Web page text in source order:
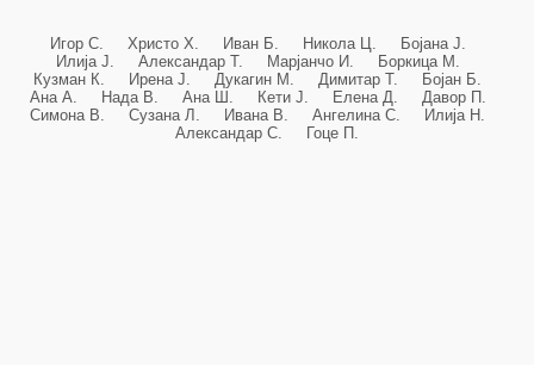
Игор С. Христо Х. Иван Б. Никола Ц. Бојана Ј.
Илија Ј. Александар Т. Марјанчо И. Боркица М.
Кузман К. Ирена Ј. Дукагин М. Димитар Т. Бојан Б.
Ана А. Нада В. Ана Ш. Кети Ј. Елена Д. Давор П.
Симона В. Сузана Л. Ивана В. Ангелина С. Илија Н.
Александар С. Гоце П.